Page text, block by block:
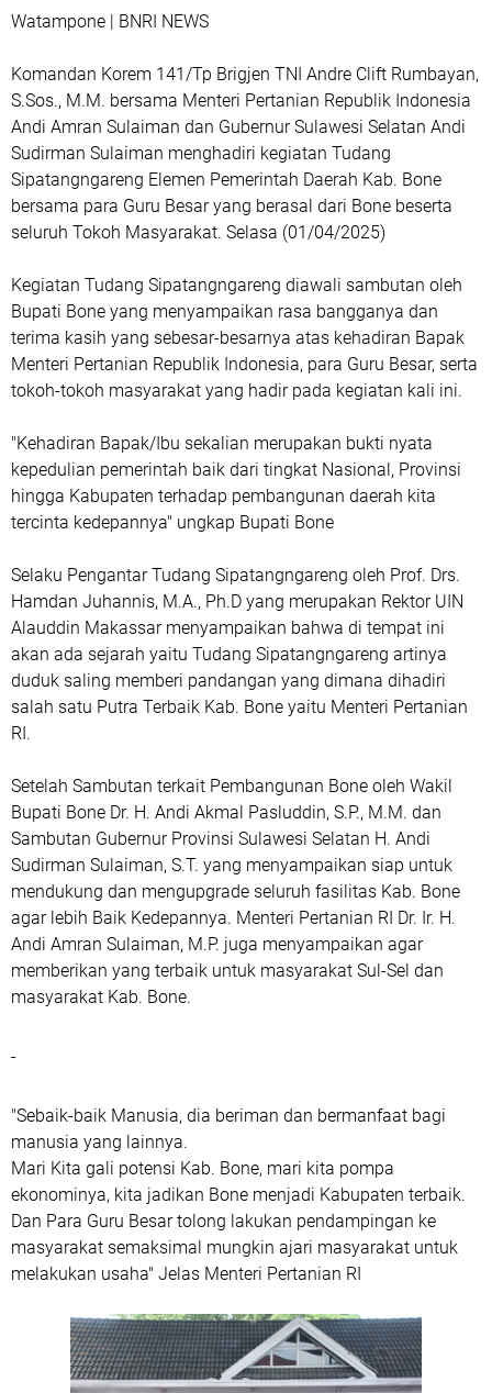
Watampone | BNRI NEWS
Komandan Korem 141/Tp Brigjen TNI Andre Clift Rumbayan,
S.Sos., M.M. bersama Menteri Pertanian Republik Indonesia
Andi Amran Sulaiman dan Gubernur Sulawesi Selatan Andi
Sudirman Sulaiman menghadiri kegiatan Tudang
Sipatangngareng Elemen Pemerintah Daerah Kab. Bone
bersama para Guru Besar yang berasal dari Bone beserta
seluruh Tokoh Masyarakat. Selasa (01/04/2025)
Kegiatan Tudang Sipatangngareng diawali sambutan oleh
Bupati Bone yang menyampaikan rasa bangganya dan
terima kasih yang sebesar-besarnya atas kehadiran Bapak
Menteri Pertanian Republik Indonesia, para Guru Besar, serta
tokoh-tokoh masyarakat yang hadir pada kegiatan kali ini.
"Kehadiran Bapak/Ibu sekalian merupakan bukti nyata
kepedulian pemerintah baik dari tingkat Nasional, Provinsi
hingga Kabupaten terhadap pembangunan daerah kita
tercinta kedepannya" ungkap Bupati Bone
Selaku Pengantar Tudang Sipatangngareng oleh Prof. Drs.
Hamdan Juhannis, M.A., Ph.D yang merupakan Rektor UIN
Alauddin Makassar menyampaikan bahwa di tempat ini
akan ada sejarah yaitu Tudang Sipatangngareng artinya
duduk saling memberi pandangan yang dimana dihadiri
salah satu Putra Terbaik Kab. Bone yaitu Menteri Pertanian
RI.
Setelah Sambutan terkait Pembangunan Bone oleh Wakil
Bupati Bone Dr. H. Andi Akmal Pasluddin, S.P., M.M. dan
Sambutan Gubernur Provinsi Sulawesi Selatan H. Andi
Sudirman Sulaiman, S.T. yang menyampaikan siap untuk
mendukung dan mengupgrade seluruh fasilitas Kab. Bone
agar lebih Baik Kedepannya. Menteri Pertanian RI Dr. Ir. H.
Andi Amran Sulaiman, M.P. juga menyampaikan agar
memberikan yang terbaik untuk masyarakat Sul-Sel dan
masyarakat Kab. Bone.
-
"Sebaik-baik Manusia, dia beriman dan bermanfaat bagi
manusia yang lainnya.
Mari Kita gali potensi Kab. Bone, mari kita pompa
ekonominya, kita jadikan Bone menjadi Kabupaten terbaik.
Dan Para Guru Besar tolong lakukan pendampingan ke
masyarakat semaksimal mungkin ajari masyarakat untuk
melakukan usaha" Jelas Menteri Pertanian RI